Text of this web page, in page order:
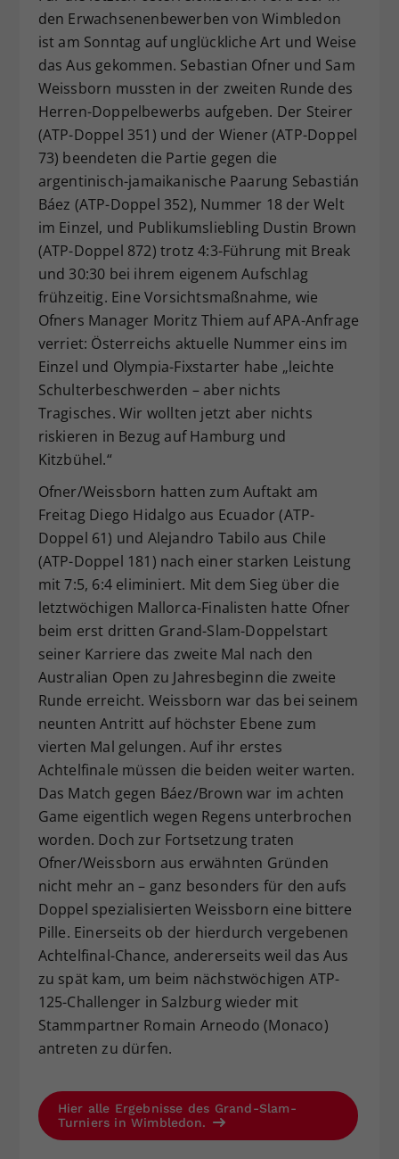
den Erwachsenenbewerben von Wimbledon
ist am Sonntag auf unglückliche Art und Weise
das Aus gekommen. Sebastian Ofner und Sam
Weissborn mussten in der zweiten Runde des
Herren-Doppelbewerbs aufgeben. Der Steirer
(ATP-Doppel 351) und der Wiener (ATP-Doppel
73) beendeten die Partie gegen die
argentinisch-jamaikanische Paarung Sebastián
Báez (ATP-Doppel 352), Nummer 18 der Welt
im Einzel, und Publikumsliebling Dustin Brown
(ATP-Doppel 872) trotz 4:3-Führung mit Break
und 30:30 bei ihrem eigenem Aufschlag
frühzeitig. Eine Vorsichtsmaßnahme, wie
Ofners Manager Moritz Thiem auf APA-Anfrage
verriet: Österreichs aktuelle Nummer eins im
Einzel und Olympia-Fixstarter habe „leichte
Schulterbeschwerden – aber nichts
Tragisches. Wir wollten jetzt aber nichts
riskieren in Bezug auf Hamburg und
Kitzbühel.“
Ofner/Weissborn hatten zum Auftakt am
Freitag Diego Hidalgo aus Ecuador (ATP-
Doppel 61) und Alejandro Tabilo aus Chile
(ATP-Doppel 181) nach einer starken Leistung
mit 7:5, 6:4 eliminiert. Mit dem Sieg über die
letztwöchigen Mallorca-Finalisten hatte Ofner
beim erst dritten Grand-Slam-Doppelstart
seiner Karriere das zweite Mal nach den
Australian Open zu Jahresbeginn die zweite
Runde erreicht. Weissborn war das bei seinem
neunten Antritt auf höchster Ebene zum
vierten Mal gelungen. Auf ihr erstes
Achtelfinale müssen die beiden weiter warten.
Das Match gegen Báez/Brown war im achten
Game eigentlich wegen Regens unterbrochen
worden. Doch zur Fortsetzung traten
Ofner/Weissborn aus erwähnten Gründen
nicht mehr an – ganz besonders für den aufs
Doppel spezialisierten Weissborn eine bittere
Pille. Einerseits ob der hierdurch vergebenen
Achtelfinal-Chance, andererseits weil das Aus
zu spät kam, um beim nächstwöchigen ATP-
125-Challenger in Salzburg wieder mit
Stammpartner Romain Arneodo (Monaco)
antreten zu dürfen.
Hier alle Ergebnisse des Grand-Slam-
Turniers in Wimbledon.
Zweck
Dieser Wert speichert Ihre Consent-
Einstellungen. Unter anderem eine
zufällig generierte ID, für die
historische Speicherung Ihrer
Webseiten-Betreiber dies eingestellt
hat.